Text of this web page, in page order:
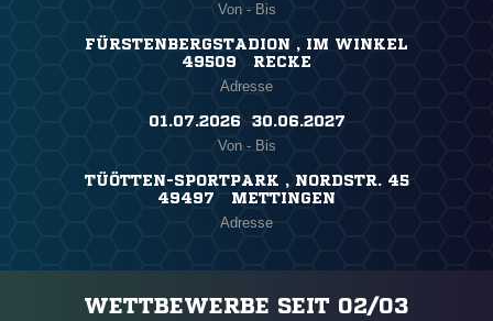
Von - Bis
FÜRSTENBERGSTADION , IM WINKEL
49509 RECKE
Adresse
01.07.2026 ​ 30.06.2027
Von - Bis
TÜÖTTEN-SPORTPARK , NORDSTR. 45
49497 METTINGEN
Adresse
WETTBEWERBE SEIT 02/03